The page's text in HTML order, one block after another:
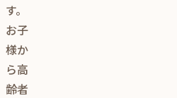
す。
お子
様か
ら高
齢者